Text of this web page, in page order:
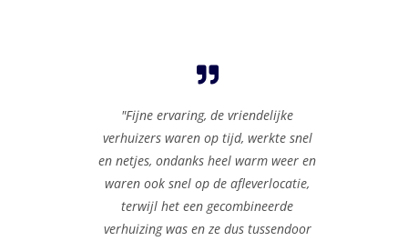
"Fijne ervaring, de vriendelijke
verhuizers waren op tijd, werkte snel
en netjes, ondanks heel warm weer en
waren ook snel op de afleverlocatie,
terwijl het een gecombineerde
verhuizing was en ze dus tussendoor